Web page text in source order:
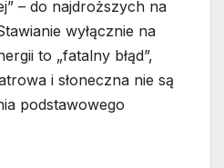
– do najdroższych na
wyłącznie na
to „fatalny błąd”,
i słoneczna nie są
podstawowego